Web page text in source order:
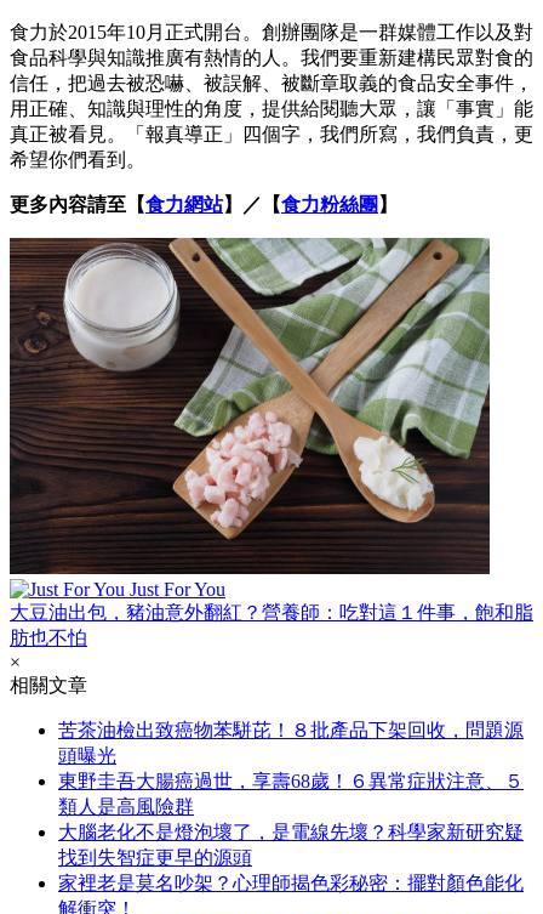
食力於2015年10月正式開台。創辦團隊是一群媒體工作以及對
食品科學與知識推廣有熱情的人。我們要重新建構民眾對食的
信任，把過去被恐嚇、被誤解、被斷章取義的食品安全事件，
用正確、知識與理性的角度，提供給閱聽大眾，讓「事實」能
真正被看見。「報真導正」四個字，我們所寫，我們負責，更
希望你們看到。
更多內容請至【食力網站】／【食力粉絲團 】
Just For You
大豆油出包，豬油意外翻紅？營養師：吃對這１件事，飽和脂
肪也不怕
×
相關文章
苦茶油檢出致癌物苯駢芘！８批產品下架回收，問題源
頭曝光
東野圭吾大腸癌過世，享壽68歲！６異常症狀注意、５
類人是高風險群
大腦老化不是燈泡壞了，是電線先壞？科學家新研究疑
找到失智症更早的源頭
家裡老是莫名吵架？心理師揭色彩秘密：擺對顏色能化
解衝突！